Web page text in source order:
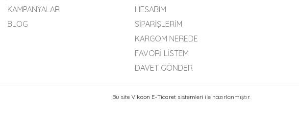
KAMPANYALAR
BLOG
HESABIM
SIPARIŞLERIM
KARGOM NEREDE
FAVORI LISTEM
DAVET GÖNDER
Bu site Vikaon E-Ticaret sistemleri ile hazırlanmıştır.